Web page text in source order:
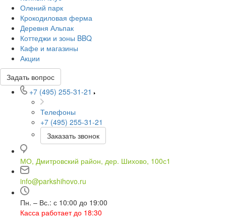
Олений парк
Крокодиловая ферма
Деревня Альпак
Коттеджи и зоны BBQ
Кафе и магазины
Акции
Задать вопрос
+7 (495) 255-31-21
Телефоны
+7 (495) 255-31-21
Заказать звонок
МО, Дмитровский район, дер. Шихово, 100с1
info@parkshihovo.ru
Пн. – Вс.: с 10:00 до 19:00
Касса работает до 18:30